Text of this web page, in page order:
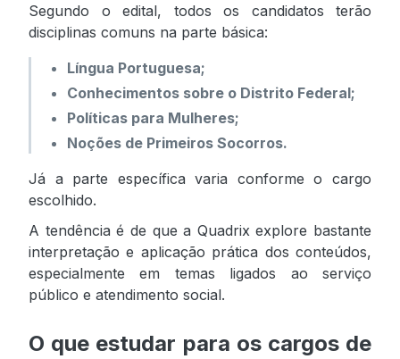
Segundo o edital, todos os candidatos terão
disciplinas comuns na parte básica:
Língua Portuguesa;
Conhecimentos sobre o Distrito Federal;
Políticas para Mulheres;
Noções de Primeiros Socorros.
Já a parte específica varia conforme o cargo
escolhido.
A tendência é de que a Quadrix explore bastante
interpretação e aplicação prática dos conteúdos,
especialmente em temas ligados ao serviço
público e atendimento social.
O que estudar para os cargos de